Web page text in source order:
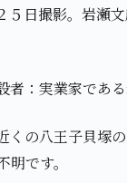
日撮影。岩瀬
：実業家であ
くの八王子貝塚
です。